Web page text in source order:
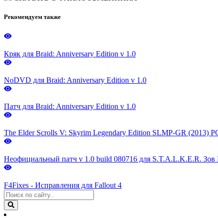
Рекомендуем также
Кряк для Braid: Anniversary Edition v 1.0
NoDVD для Braid: Anniversary Edition v 1.0
Патч для Braid: Anniversary Edition v 1.0
The Elder Scrolls V: Skyrim Legendary Edition SLMP-GR (2013)
Неофициальный патч v 1.0 build 080716 для S.T.A.L.K.E.R. Зов
F4Fixes - Исправления для Fallout 4